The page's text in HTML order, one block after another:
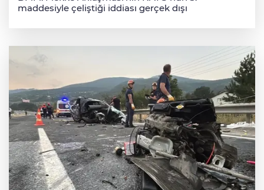
maddesiyle çeliştiği iddiası gerçek dışı